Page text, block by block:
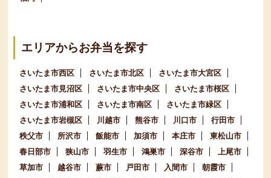
エリアからお弁当を探す
さいたま市西区 さいたま市北区
さいたま市大宮区
さいたま市見沼区
さいたま市中央区
さいたま市桜区
さいたま市浦和区
さいたま市南区
さいたま市緑区
さいたま市岩槻区
川越市 熊谷市 川口市
行田市
秩父市
所沢市 飯能市 加須市 本庄市
東松山市
春日部市
狭山市 羽生市 鴻巣市 深谷市
上尾市
草加市
越谷市 蕨市 戸田市 入間市
朝霞市